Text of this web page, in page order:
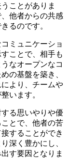
ことがありま
他者からの共感
るのです。
ミュニケーショ
ことで、相手も
なオープンなコ
の基盤を築き、
より、チームや
います。
る思いやりや優
とで、他者の苦
することができ
深く豊かにし、
す要因となりま